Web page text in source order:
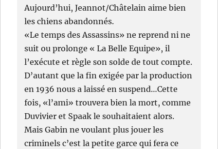
Aujourd’hui, Jeannot/Châtelain aime bien
les chiens abandonnés.
«Le temps des Assassins» ne reprend ni ne
suit ou prolonge « La Belle Equipe», il
l’exécute et règle son solde de tout compte.
D’autant que la fin exigée par la production
en 1936 nous a laissé en suspend…Cette
fois, «l’ami» trouvera bien la mort, comme
Duvivier et Spaak le souhaitaient alors.
Mais Gabin ne voulant plus jouer les
criminels c’est la petite garce qui fera ce